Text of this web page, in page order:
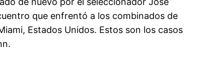
que enfrentó a los combinados de
Estados Unidos. Estos son los casos